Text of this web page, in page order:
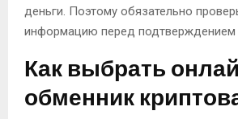
деньги. Поэтому обязательно
информацию перед подтверждением
Как выбрать
обменник